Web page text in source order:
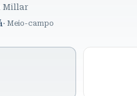
Millar
· Meio-campo